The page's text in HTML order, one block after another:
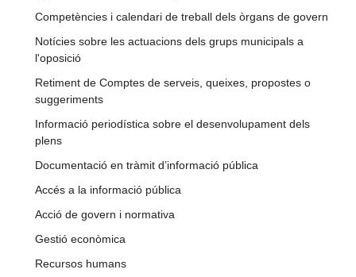
Competències i calendari de treball dels òrgans de govern
Notícies sobre les actuacions dels grups municipals a
l'oposició
Retiment de Comptes de serveis, queixes, propostes o
suggeriments
Informació periodística sobre el desenvolupament dels
plens
Documentació en tràmit d’informació pública
Accés a la informació pública
Acció de govern i normativa
Gestió econòmica
Recursos humans